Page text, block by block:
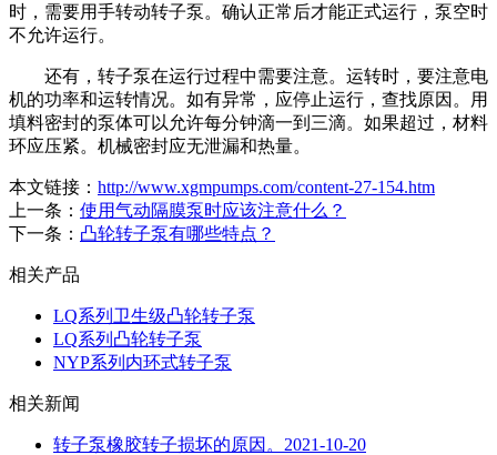
时，需要用手转动转子泵。确认正常后才能正式运行，泵空时
不允许运行。
还有，转子泵在运行过程中需要注意。运转时，要注意电
机的功率和运转情况。如有异常，应停止运行，查找原因。用
填料密封的泵体可以允许每分钟滴一到三滴。如果超过，材料
环应压紧。机械密封应无泄漏和热量。
本文链接： http://www.xgmpumps.com/content-27-154.htm
上一条： 使用气动隔膜泵时应该注意什么？
下一条： 凸轮转子泵有哪些特点？
相关产品
LQ系列卫生级凸轮转子泵
LQ系列凸轮转子泵
NYP系列内环式转子泵
相关新闻
转子泵橡胶转子损坏的原因。 2021-10-20